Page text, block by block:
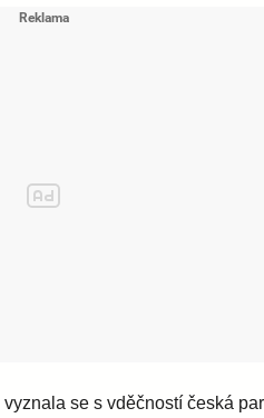
vyznala se s vděčností česká